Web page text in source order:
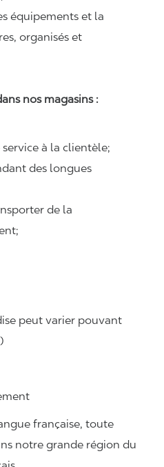
équipements et la
organisés et
nos magasins :
à la clientèle;
des longues
de la
peut varier pouvant
française, toute
notre grande région du